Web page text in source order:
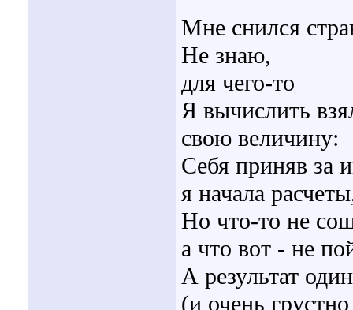
Мне снился
Не знаю,
для чего-то
Я вычислить
свою величину:
Себя приняв за
я начала
Но что-то не
а что вот - не
А результат один
(и очень